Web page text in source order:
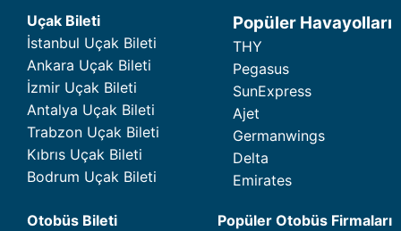
Uçak Bileti
İstanbul Uçak Bileti
Ankara Uçak Bileti
İzmir Uçak Bileti
Antalya Uçak Bileti
Trabzon Uçak Bileti
Kıbrıs Uçak Bileti
Bodrum Uçak Bileti
Popüler Havayolları
THY
Pegasus
SunExpress
Ajet
Germanwings
Delta
Emirates
Otobüs Bileti
Popüler Otobüs Firmaları